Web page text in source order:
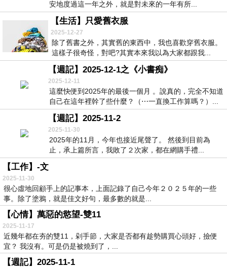
安地度過這一年之外，就是對未來的一年有所...
【生活】只愛舊衣服
2025-12-27
除了舊書之外，其實舊的東西中，我也喜歡穿舊衣服。
這樣子很奇怪，對吧?其實本來我以為大家都跟我...
【週記】2025-12-1之《小書痴》
2025-12-11
這麼快便到2025年的最後一個月 。說真的，完全不知道
自己在這年裡幹了些什麼？（⋯一直換工作算嗎？）...
【週記】2025-11-2
2025-11-30
2025年的11月，今年也接近尾聲了。 然後到目前為
止，承上篇所言，我敗了２次家，都在網購手禮...
【工作】-文
2025-11-30
很心虛地回顧手上的記事本，上面記錄了自己今年２０２５年的一些
事。除了塗鴉，就是佳文好句，最多數的就是...
【心情】萬惡的慾望-雙11
2025-11-17
近幾年都在夯的雙11，剁手節，大家是否都有趁勢購買心頭好，撿便
宜？ 我沒有。可是仍是被燒到了，...
【週記】2025-11-1